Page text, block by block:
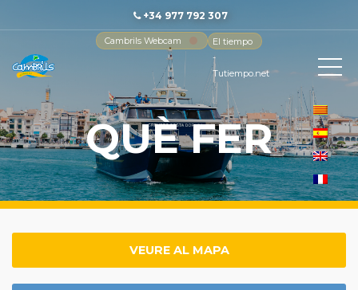
+34 977 792 307
Cambrils Webcam
El tiempo
-
Tutiempo.net
QUÈ FER
VEURE AL MAPA